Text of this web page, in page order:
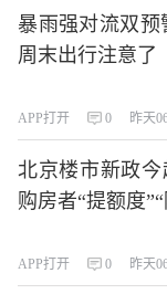
暴雨强对流双
周末出行注意了
APP打开 0 昨天
北京楼市新政
购房者“提额度
APP打开 0 昨天